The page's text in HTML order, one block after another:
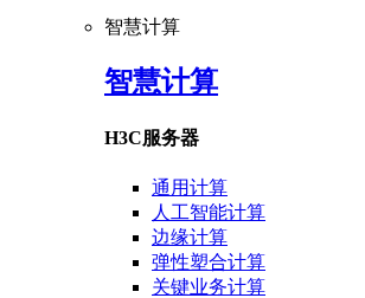
智慧计算
智慧计算
H3C服务器
通用计算
人工智能计算
边缘计算
弹性塑合计算
关键业务计算